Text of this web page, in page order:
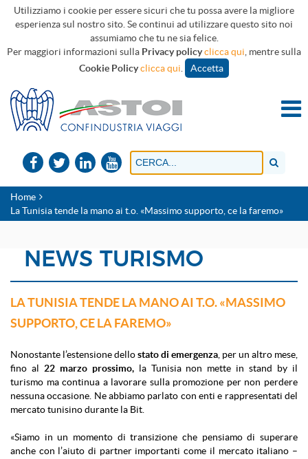
Utilizziamo i cookie per essere sicuri che tu possa avere la migliore
esperienza sul nostro sito. Se continui ad utilizzare questo sito noi
assumiamo che tu ne sia felice.
Per maggiori informazioni sulla Privacy policyclicca qui , mentre sulla
Cookie Policyclicca qui Accetta
Home
La Tunisia tende la mano ai t.o. «Massimo supporto, ce la faremo»
NEWS TURISMO
LA TUNISIA TENDE LA MANO AI T.O. «MASSIMO
SUPPORTO, CE LA FAREMO»
Nonostante l’estensione dellostato di emergenza , per un altro mese,
fino al 22 marzo prossimo,la Tunisia non mette in stand by il
turismo ma continua a lavorare sulla promozione per non perdere
nessuna occasione. Ne abbiamo parlato con enti e rappresentati del
mercato tunisino durante la Bit.
«Siamo in un momento di transizione che pensiamo di superare
anche con l’aiuto di partner importanti come il mercato italiano –